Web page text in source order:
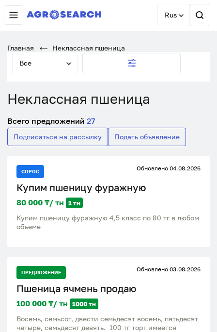
Rus
Главная
Неклассная пшеница
Все
Неклассная пшеница
Всего предложений 27
Подписаться на рассылку Подать объявление
СПРОС Обновлено 04.08.2026
Купим пшеницу фуражную
80 000 ₸/ тн 1 тн
Купим пшеницу фуражную 4,5 класс по 80 тг в любом
объеме
ПРЕДЛОЖЕНИЕ Обновлено 03.08.2026
Пшеница ячмень продаю
100 000 ₸/ тн 1000 тн
Восемь, семьсот, двести семьдесят восемь, пятьдесят
четыре, семьдесят девять. 100 тг торг имеется